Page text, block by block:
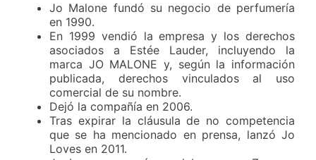
Jo Malone fundó su negocio de perfumería
en 1990.
En 1999 vendió la empresa y los derechos
asociados a Estée Lauder, incluyendo la
marca JO MALONE y, según la información
publicada, derechos vinculados al uso
comercial de su nombre.
Dejó la compañía en 2006.
Tras expirar la cláusula de no competencia
que se ha mencionado en prensa, lanzó Jo
Loves en 2011.